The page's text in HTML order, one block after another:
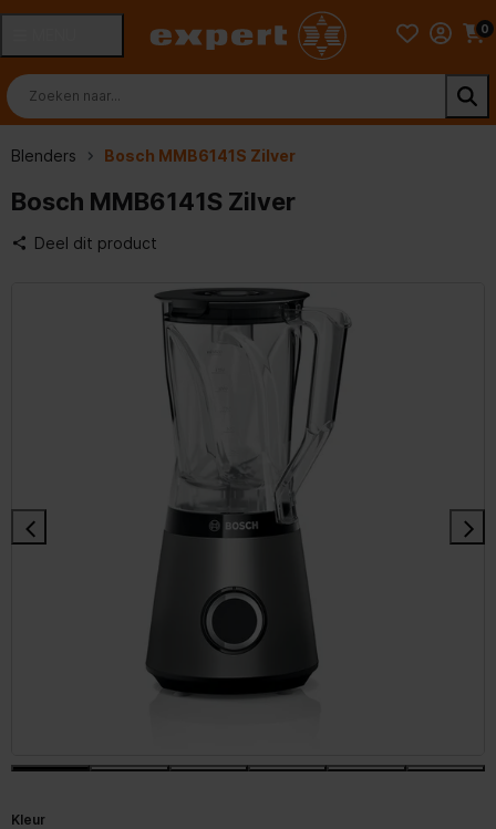
0
Blenders Bosch MMB6141S Zilver
Bosch MMB6141S Zilver
Deel dit product
Kleur